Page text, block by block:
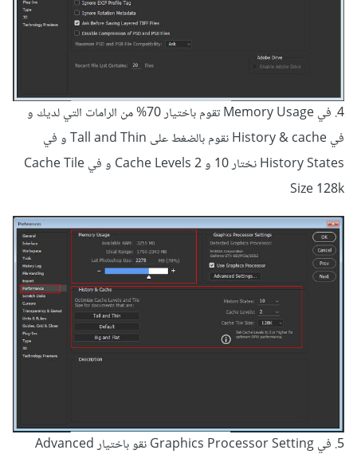
4. في Memory Usage تقوم باختيار 70% من الرامات التي لديك و
في History & cache نقوم بالضغط على Tall and Thin و في
History States نختار 10 و Cache Levels 2 و في Cache Tile
Size 128k
5. في Graphics Processor Setting نقو باختيار Advanced